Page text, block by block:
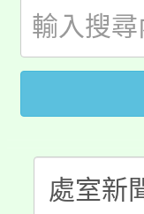
開!
115
田徑
桃園
視費
半價
大
份教
大溪
份教
淨零